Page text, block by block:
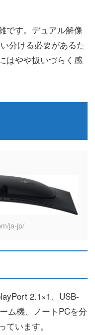
です。デュアル解像
分ける必要があるた
はやや扱いづらく感
ja-jp/
2.1×1、USB-
ム機、ノートPCを分
います。